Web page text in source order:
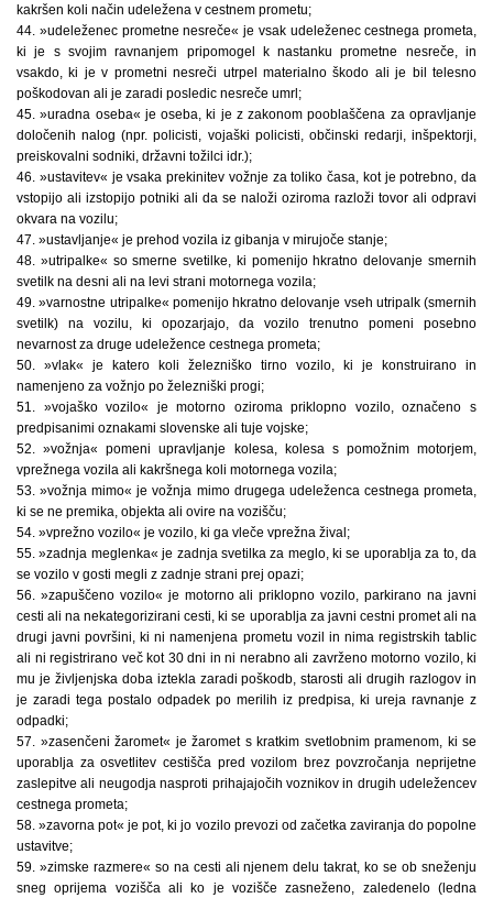
kakršen koli način udeležena v cestnem prometu;
44. »udeleženec prometne nesreče« je vsak udeleženec cestnega prometa,
ki je s svojim ravnanjem pripomogel k nastanku prometne nesreče, in
vsakdo, ki je v prometni nesreči utrpel materialno škodo ali je bil telesno
poškodovan ali je zaradi posledic nesreče umrl;
45. »uradna oseba« je oseba, ki je z zakonom pooblaščena za opravljanje
določenih nalog (npr. policisti, vojaški policisti, občinski redarji, inšpektorji,
preiskovalni sodniki, državni tožilci idr.);
46. »ustavitev« je vsaka prekinitev vožnje za toliko časa, kot je potrebno, da
vstopijo ali izstopijo potniki ali da se naloži oziroma razloži tovor ali odpravi
okvara na vozilu;
47. »ustavljanje« je prehod vozila iz gibanja v mirujoče stanje;
48. »utripalke« so smerne svetilke, ki pomenijo hkratno delovanje smernih
svetilk na desni ali na levi strani motornega vozila;
49. »varnostne utripalke« pomenijo hkratno delovanje vseh utripalk (smernih
svetilk) na vozilu, ki opozarjajo, da vozilo trenutno pomeni posebno
nevarnost za druge udeležence cestnega prometa;
50. »vlak« je katero koli železniško tirno vozilo, ki je konstruirano in
namenjeno za vožnjo po železniški progi;
51. »vojaško vozilo« je motorno oziroma priklopno vozilo, označeno s
predpisanimi oznakami slovenske ali tuje vojske;
52. »vožnja« pomeni upravljanje kolesa, kolesa s pomožnim motorjem,
vprežnega vozila ali kakršnega koli motornega vozila;
53. »vožnja mimo« je vožnja mimo drugega udeleženca cestnega prometa,
ki se ne premika, objekta ali ovire na vozišču;
54. »vprežno vozilo« je vozilo, ki ga vleče vprežna žival;
55. »zadnja meglenka« je zadnja svetilka za meglo, ki se uporablja za to, da
se vozilo v gosti megli z zadnje strani prej opazi;
56. »zapuščeno vozilo« je motorno ali priklopno vozilo, parkirano na javni
cesti ali na nekategorizirani cesti, ki se uporablja za javni cestni promet ali na
drugi javni površini, ki ni namenjena prometu vozil in nima registrskih tablic
ali ni registrirano več kot 30 dni in ni nerabno ali zavrženo motorno vozilo, ki
mu je življenjska doba iztekla zaradi poškodb, starosti ali drugih razlogov in
je zaradi tega postalo odpadek po merilih iz predpisa, ki ureja ravnanje z
odpadki;
57. »zasenčeni žaromet« je žaromet s kratkim svetlobnim pramenom, ki se
uporablja za osvetlitev cestišča pred vozilom brez povzročanja neprijetne
zaslepitve ali neugodja nasproti prihajajočih voznikov in drugih udeležencev
cestnega prometa;
58. »zavorna pot« je pot, ki jo vozilo prevozi od začetka zaviranja do popolne
ustavitve;
59. »zimske razmere« so na cesti ali njenem delu takrat, ko se ob sneženju
sneg oprijema vozišča ali ko je vozišče zasneženo, zaledenelo (ledna